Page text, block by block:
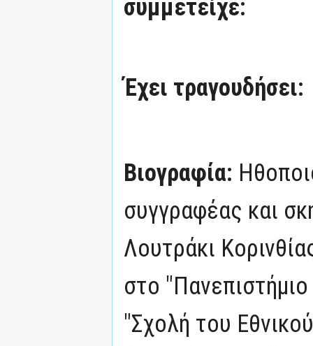
συμμετείχε:
Έχει τραγουδήσει:
Βιογραφία:
συγγραφέας και
Λουτράκι
στο
"Σχολή του